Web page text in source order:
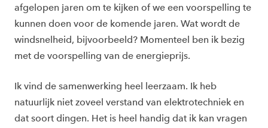
afgelopen jaren om te kijken of we een voorspelling te
kunnen doen voor de komende jaren. Wat wordt de
windsnelheid, bijvoorbeeld? Momenteel ben ik bezig
met de voorspelling van de energieprijs.
Ik vind de samenwerking heel leerzaam. Ik heb
natuurlijk niet zoveel verstand van elektrotechniek en
dat soort dingen. Het is heel handig dat ik kan vragen